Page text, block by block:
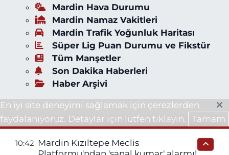
Mardin Hava Durumu
Mardin Namaz Vakitleri
Mardin Trafik Yoğunluk Haritası
Süper Lig Puan Durumu ve Fikstür
Tüm Manşetler
Son Dakika Haberleri
Haber Arşivi
En iyi site deneyimi sağlamak için çerezlerden
faydalanıyoruz. Detaylar için lütfen tıklayın.
Tamam
10:42 Mardin Kızıltepe Meclis